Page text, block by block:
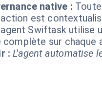
native :
action est
agent Swiftask utilise
complète sur chaque
: L'agent automatise